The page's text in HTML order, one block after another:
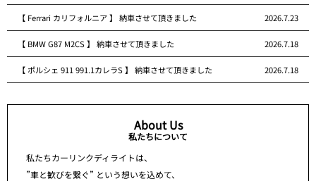
【 Ferrari カリフォルニア 】 納車させて頂きました 2026.7.23
【 BMW G87 M2CS 】 納車させて頂きました 2026.7.18
【 ポルシェ 911 991.1カレラS 】 納車させて頂きました 2026.7.18
About Us
私たちについて
私たちカーリンクディライトは、
”車と歓びを繋ぐ” という想いを込めて、